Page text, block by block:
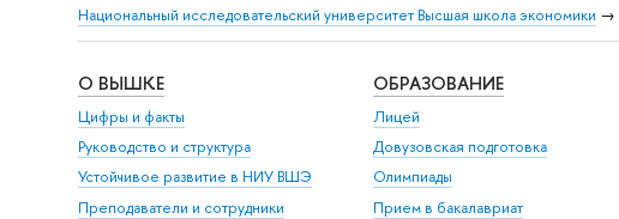
Национальный исследовательский университет Высшая школа экономики →
О ВЫШКЕ
Цифры и факты
Руководство и структура
Устойчивое развитие в НИУ ВШЭ
Преподаватели и сотрудники
ОБРАЗОВАНИЕ
Лицей
Довузовская подготовка
Олимпиады
Прием в бакалавриат